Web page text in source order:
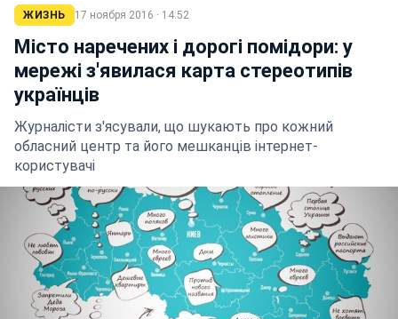
ЖИЗНЬ 17 ноября 2016 · 14:52
Місто наречених і дорогі помідори: у
мережі з'явилася карта стереотипів
українців
Журналісти з'ясували, що шукають про кожний
обласний центр та його мешканців інтернет-
користувачі